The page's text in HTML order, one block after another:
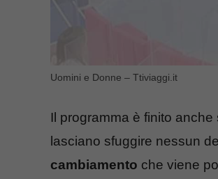
Uomini e Donne – Ttiviaggi.it
Il programma è finito anche
lasciano sfuggire nessun
cambiamento che viene